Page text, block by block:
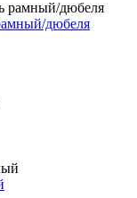
дюбеля